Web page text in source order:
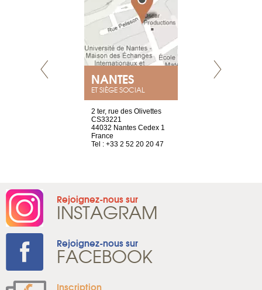
NANTES
ET SIÈGE SOCIAL
2 ter, rue des Olivettes
CS33221
44032 Nantes Cedex 1
France
Tel : +33 2 52 20 20 47
Rejoignez-nous sur
INSTAGRAM
Rejoignez-nous sur
FACEBOOK
Inscription